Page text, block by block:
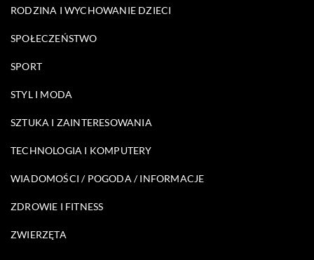
RODZINA I WYCHOWANIE DZIECI
SPOŁECZEŃSTWO
SPORT
STYL I MODA
SZTUKA I ZAINTERESOWANIA
TECHNOLOGIA I KOMPUTERY
WIADOMOŚCI / POGODA / INFORMACJE
ZDROWIE I FITNESS
ZWIERZĘTA